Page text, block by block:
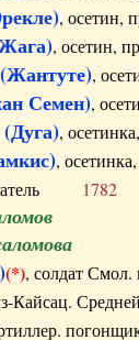
, осетин,
, осетин,
,
Семен),
,
,
1782
(*), солдат
Кайсац.